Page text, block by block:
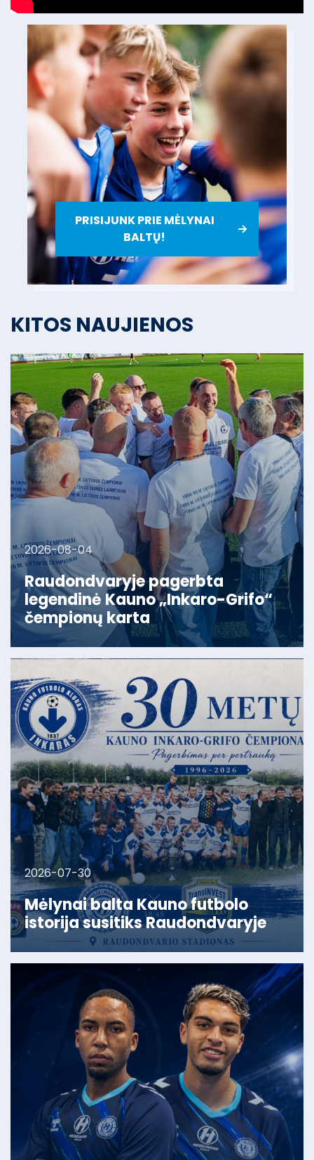
PRISIJUNK PRIE MĖLYNAI
BALTŲ!
KITOS NAUJIENOS
2026-08-04
Raudondvaryje pagerbta
legendinė Kauno „Inkaro-Grifo“
čempionų karta
2026-07-30
Mėlynai balta Kauno futbolo
istorija susitiks Raudondvaryje